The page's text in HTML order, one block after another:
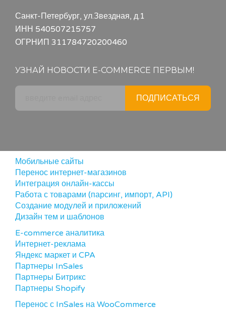
Санкт-Петербург, ул.Звездная, д.1
ИНН 540507215757
ОГРНИП 311784720200460
УЗНАЙ НОВОСТИ E-COMMERCE ПЕРВЫМ!
ПОДПИСАТЬСЯ
Мобильные сайты
Перенос интернет-магазинов
Интеграция онлайн-кассы
Работа с товарами (парсинг, импорт, API)
Создание модулей и приложений
Дизайн тем и шаблонов
E-commerce аналитика
Интернет-реклама
Яндекс маркет и CPA
Партнеры InSales
Партнеры Битрикс
Партнеры Shopify
Перенос с InSales на WooCommerce